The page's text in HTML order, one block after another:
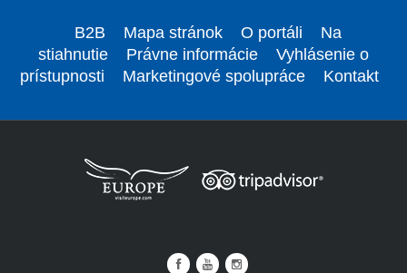
B2B Mapa stránok O portáli
Na
stiahnutie
Právne informácie
Vyhlásenie o
prístupnosti
Marketingové spolupráce Kontakt